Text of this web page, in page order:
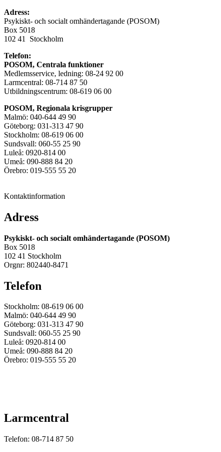
Adress:
Psykiskt- och socialt omhändertagande (POSOM)
Box 5018
102 41 Stockholm
Telefon:
POSOM, Centrala funktioner
Medlemsservice, ledning: 08-24 92 00
Larmcentral: 08-714 87 50
Utbildningscentrum: 08-619 06 00
POSOM, Regionala krisgrupper
Malmö: 040-644 49 90
Göteborg: 031-313 47 90
Stockholm: 08-619 06 00
Sundsvall: 060-55 25 90
Luleå: 0920-814 00
Umeå: 090-888 84 20
Örebro: 019-555 55 20
Kontaktinformation
Adress
Psykiskt- och socialt omhändertagande (POSOM)
Box 5018
102 41 Stockholm
Orgnr: 802440-8471
Telefon
Stockholm: 08-619 06 00
Malmö: 040-644 49 90
Göteborg: 031-313 47 90
Sundsvall: 060-55 25 90
Luleå: 0920-814 00
Umeå: 090-888 84 20
Örebro: 019-555 55 20
Larmcentral
Telefon: 08-714 87 50